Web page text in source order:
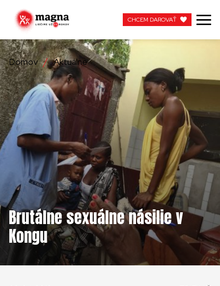
NAŠA PRÁCA
O NÁS
AKTUÁLNE
ZAPOJTE SA
APOTEKA + PINAKOTEKA
PRACUJTE S NAMI
KONTAKT
SLOVENSKO
CHCEM DAROVAŤ
Domov Aktuálne
Brutálne sexuálne násilie v
Kongu